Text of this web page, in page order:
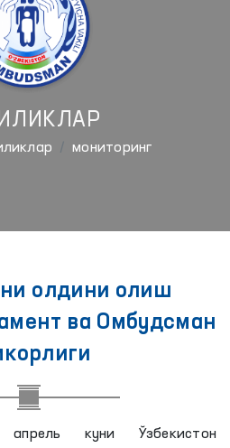
мониторинг
олдини олиш
ва Омбудсман
куни Ўзбекистон